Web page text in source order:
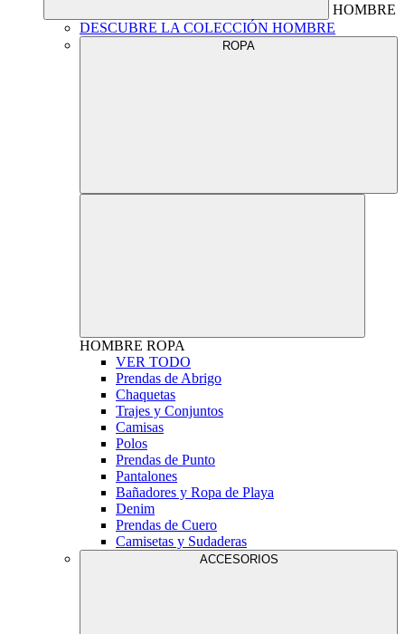
HOMBRE
DESCUBRE LA COLECCIÓN HOMBRE
ROPA
HOMBRE ROPA
VER TODO
Prendas de Abrigo
Chaquetas
Trajes y Conjuntos
Camisas
Polos
Prendas de Punto
Pantalones
Bañadores y Ropa de Playa
Denim
Prendas de Cuero
Camisetas y Sudaderas
ACCESORIOS